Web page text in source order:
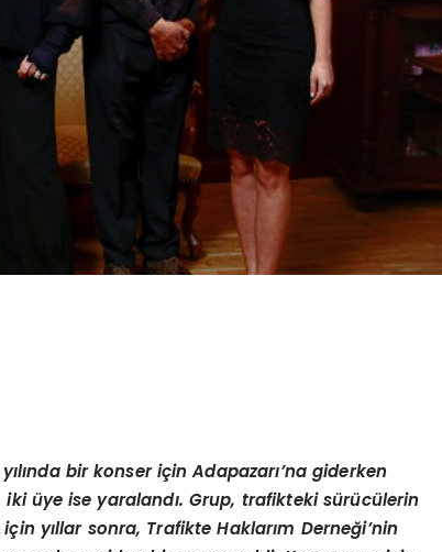
bir konser için Adapazarı’na giderken
üye ise yaralandı. Grup, trafikteki sürücülerin
yıllar sonra, Trafikte Haklarım Derneği’nin